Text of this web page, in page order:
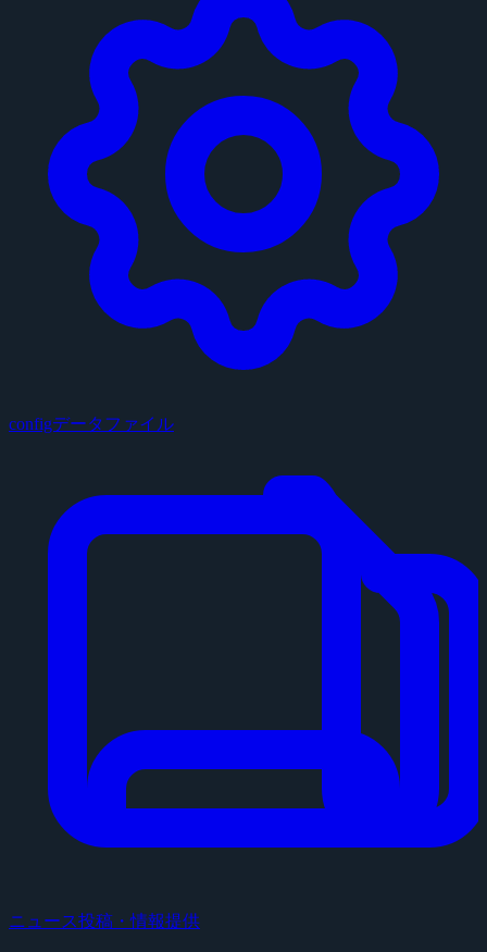
configデータファイル
ニュース投稿・情報提供